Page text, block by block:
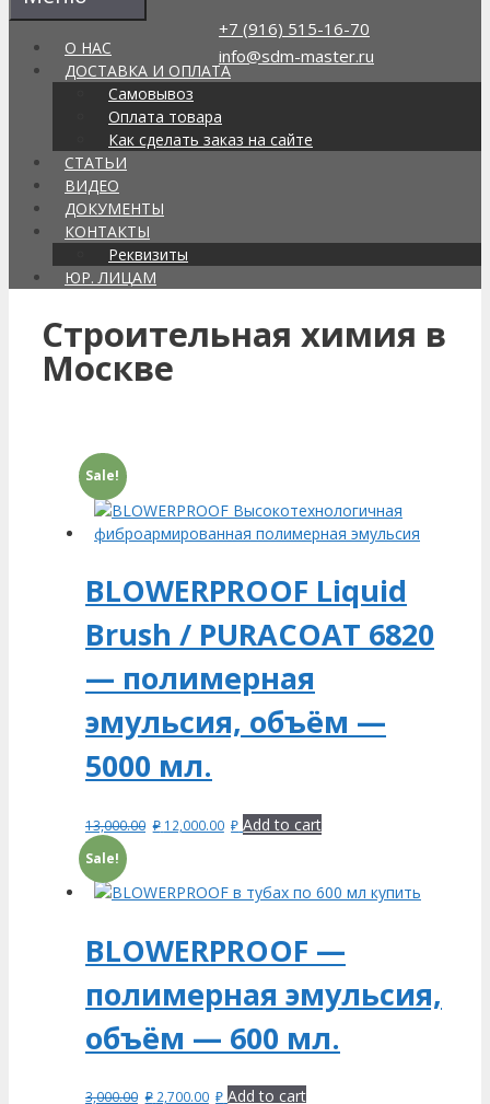
Перейти
содержимому
+7 (916) 515-16-70
info@sdm-master.ru
О НАС
ДОСТАВКА И ОПЛАТА
Самовывоз
Оплата товара
Как сделать заказ на сайте
СТАТЬИ
ВИДЕО
ДОКУМЕНТЫ
КОНТАКТЫ
Реквизиты
ЮР. ЛИЦАМ
Поиск
товаров
Каталог
Строительная химия в
Москве
Sale!
BLOWERPROOF Liquid
Brush / PURACOAT 6820
— полимерная
эмульсия, объём —
5000 мл.
13,000.00 ₽ 12,000.00 ₽ Add to cart
Sale!
BLOWERPROOF —
полимерная эмульсия,
объём — 600 мл.
3,000.00 ₽ 2,700.00 ₽ Add to cart